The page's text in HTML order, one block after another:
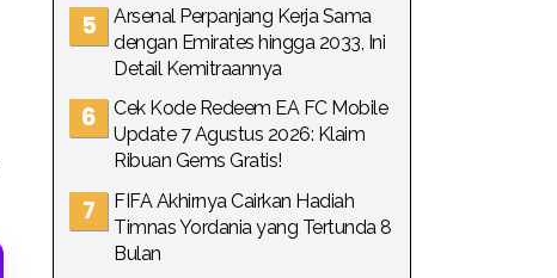
Arsenal Perpanjang Kerja Sama
dengan Emirates hingga 2033, Ini
Detail Kemitraannya
Cek Kode Redeem EA FC Mobile
Update 7 Agustus 2026: Klaim
Ribuan Gems Gratis!
FIFA Akhirnya Cairkan Hadiah
Timnas Yordania yang Tertunda 8
Bulan